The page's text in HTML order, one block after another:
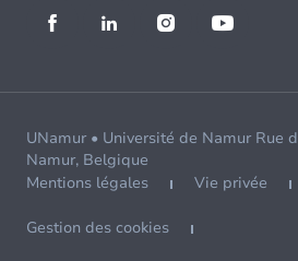
UNamur • Université de Namur Rue
Namur, Belgique
Mentions légales
Vie privée
Gestion des cookies